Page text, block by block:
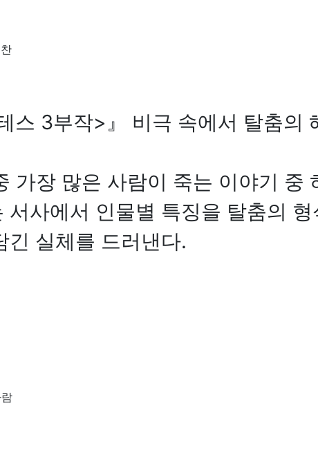
스 3부작>』 비극 속에서 탈춤의
가장 많은 사람이 죽는 이야기 중
사에서 인물별 특징을 탈춤의
긴 실체를 드러낸다.